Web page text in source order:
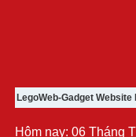
LegoWeb-Gadget Website
Hôm nay: 06 Tháng